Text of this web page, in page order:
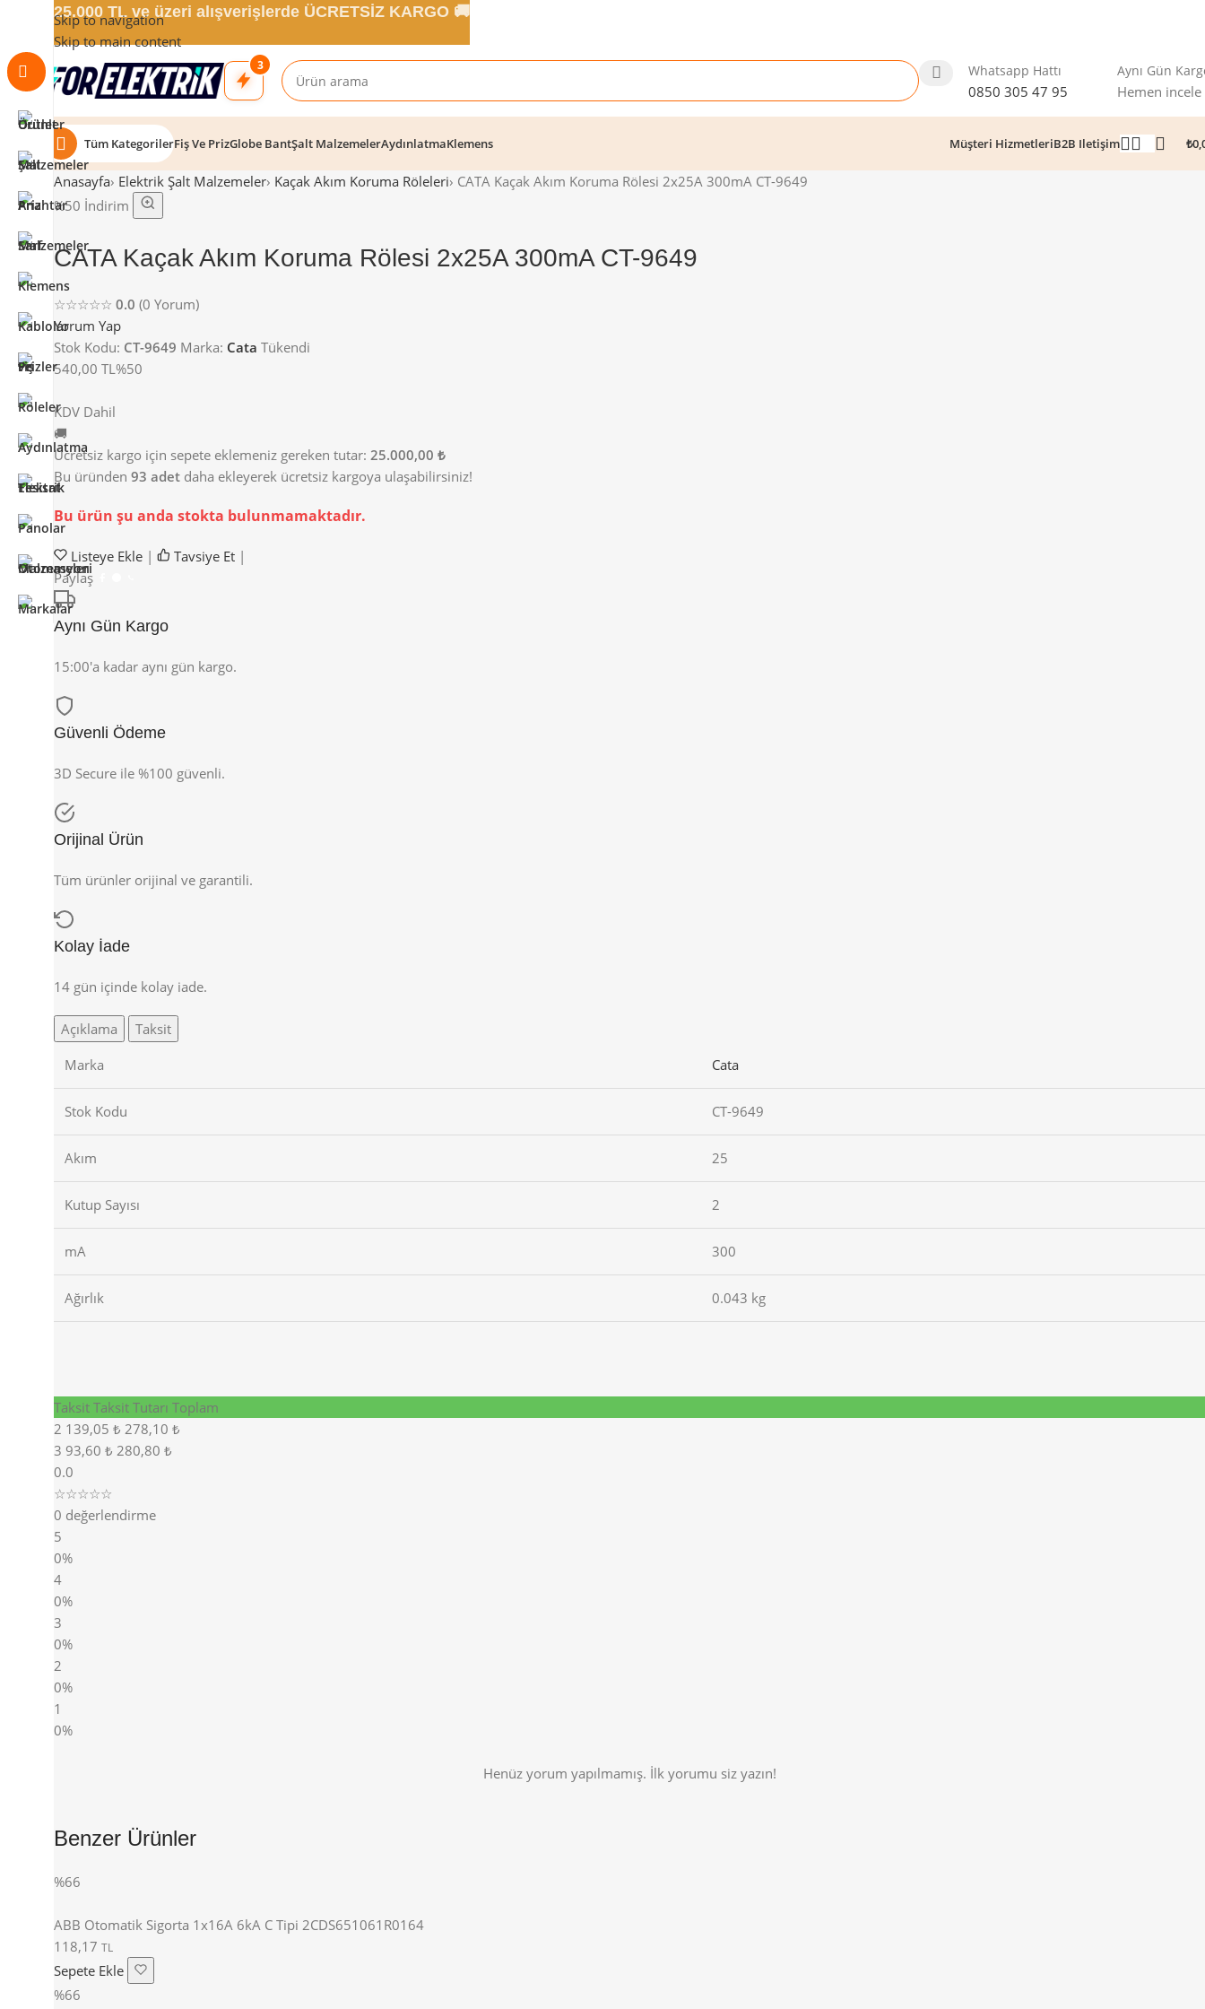
Skip to navigation
Skip to main content
3 Whatsapp Hattı
0850 305 47 95
Aynı Gün
Hemen incele
Tüm KategorilerFiş Ve PrizGlobe BantŞalt MalzemelerAydınlatmaKlemens Müşteri HizmetleriB2B Iletişim ₺
Anasayfa› Elektrik Şalt Malzemeler› Kaçak Akım Koruma Röleleri› CATA Kaçak Akım Koruma Rölesi 2x25A 300mA CT-9649
%50 İndirim
CATA Kaçak Akım Koruma Rölesi 2x25A 300mA CT-9649
☆☆☆☆☆ 0.0 (0 Yorum)
Yorum Yap
Stok Kodu: CT-9649 Marka: Cata Tükendi
540,00 TL%50
KDV Dahil
🚚
Ücretsiz kargo için sepete eklemeniz gereken tutar: 25.000,00 ₺
Bu üründen 93 adet daha ekleyerek ücretsiz kargoya ulaşabilirsiniz!
Bu ürün şu anda stokta bulunmamaktadır.
Listeye Ekle | Tavsiye Et |
Paylaş
Aynı Gün Kargo
15:00'a kadar aynı gün kargo.
Güvenli Ödeme
3D Secure ile %100 güvenli.
Orijinal Ürün
Tüm ürünler orijinal ve garantili.
Kolay İade
14 gün içinde kolay iade.
Açıklama
Taksit
Marka
Cata
Stok Kodu CT-9649
Akım 25
Kutup Sayısı 2
mA 300
Ağırlık 0.043 kg
Taksit Taksit Tutarı Toplam
2 139,05 ₺ 278,10 ₺
3 93,60 ₺ 280,80 ₺
0.0
☆☆☆☆☆
0 değerlendirme
5
0%
4
0%
3
0%
2
0%
1
0%
Henüz yorum yapılmamış. İlk yorumu siz yazın!
Benzer Ürünler
%66
ABB Otomatik Sigorta 1x16A 6kA C Tipi 2CDS651061R0164
118,17 TL
Sepete Ekle
%66
25.000 TL ve üzeri alışverişlerde ÜCRETSİZ KARGO 🚚